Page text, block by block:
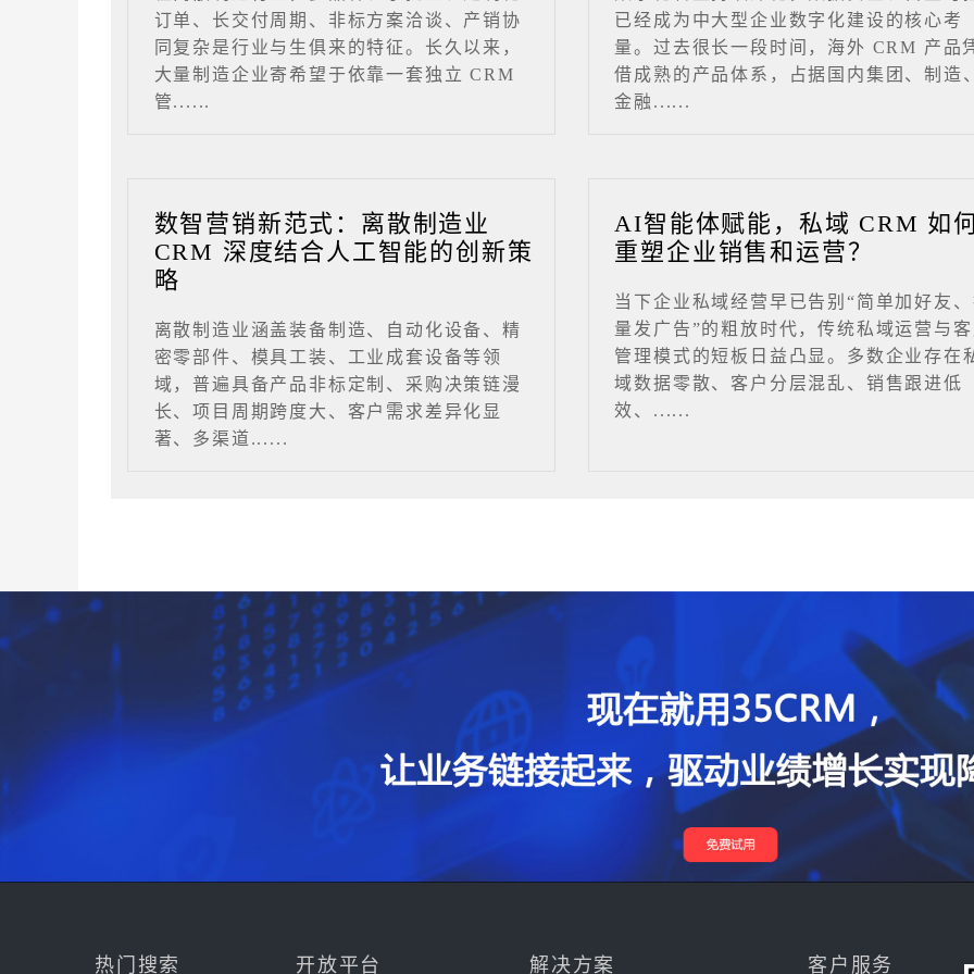
订单、长交付周期、非标方案洽谈、产销协
同复杂是行业与生俱来的特征。长久以来，
大量制造企业寄希望于依靠一套独立 CRM
管......
已经成为中大型企业数字化建设的核心考
量。过去很长一段时间，海外 CRM 产品
借成熟的产品体系，占据国内集团、制造、
金融......
数智营销新范式：离散制造业
CRM 深度结合人工智能的创新策
略
离散制造业涵盖装备制造、自动化设备、精
密零部件、模具工装、工业成套设备等领
域，普遍具备产品非标定制、采购决策链漫
长、项目周期跨度大、客户需求差异化显
著、多渠道......
AI智能体赋能，私域 CRM 如
重塑企业销售和运营？
当下企业私域经营早已告别“简单加好友
量发广告”的粗放时代，传统私域运营与客
管理模式的短板日益凸显。多数企业存在
域数据零散、客户分层混乱、销售跟进低
效、......
热门搜索 开放平台 解决方案 客户服务